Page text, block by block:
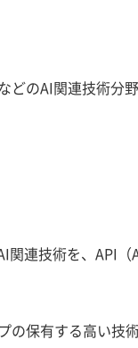
どのAI関連技術分
関連技術を、API
保有する高い技